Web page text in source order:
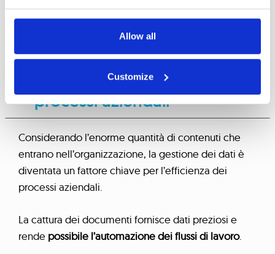
Allow all
Customize
Impattosul business
Gestione efficiente dei
processi aziendali
Considerando l’enorme quantità di contenuti che
entrano nell’organizzazione, la gestione dei dati è
diventata un fattore chiave per l’efficienza dei
processi aziendali.
La cattura dei documenti fornisce dati preziosi e
rende possibile l’automazione dei flussi di lavoro.